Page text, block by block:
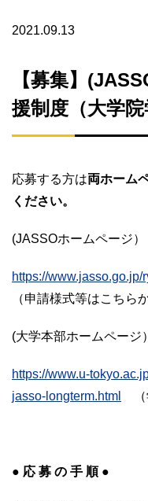
2021.09.13
【募集】
援制度（大学
応募する方は両ホーム
ください。
(JASSOホームページ）
https://
（申請様式等はこちら
(大学本部ホームページ）
https://www.u-
jasso-longterm.html
（
● 応 募 の 手 順 ●